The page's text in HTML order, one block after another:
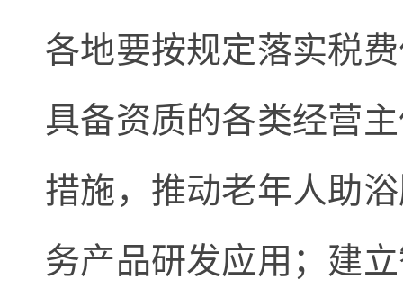
各地要按规定落实税
具备资质的各类经营
措施，推动老年人助
务产品研发应用；建